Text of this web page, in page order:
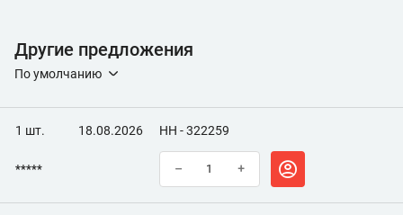
Другие предложения
По умолчанию
1 шт. 18.08.2026 НН - 322259
***** – +